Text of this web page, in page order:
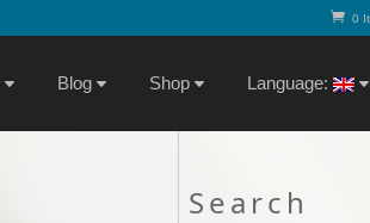
0
Blog Shop Language:
Search